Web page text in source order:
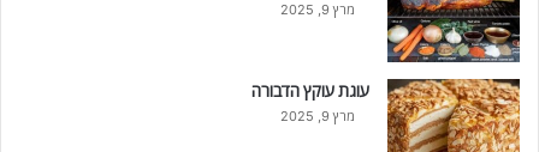
מרץ 9, 2025
עוגת עוקץ הדבורה
מרץ 9, 2025